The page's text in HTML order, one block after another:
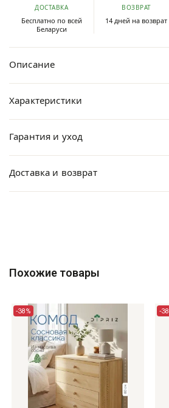
ДОСТАВКА
Бесплатно по всей
Беларуси
ВОЗВРАТ
14 дней на возврат
Описание
Характеристики
Гарантия и уход
Доставка и возврат
Похожие товары
-38% -